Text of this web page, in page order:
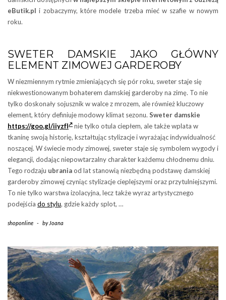
eButik.pl i zobaczymy, które modele trzeba mieć w szafie w nowym
roku.
SWETER DAMSKIE JAKO GŁÓWNY
ELEMENT ZIMOWEJ GARDEROBY
W niezmiennym rytmie zmieniających się pór roku, sweter staje się
niekwestionowanym bohaterem damskiej garderoby na zimę. To nie
tylko doskonały sojusznik w walce z mrozem, ale również kluczowy
element, który definiuje modowy klimat sezonu. Sweter damskie
https://goo.gl/iiyzfI
nie tylko otula ciepłem, ale także wplata w
tkaninę swoją historię, kształtując stylizacje i wyrażając indywidualność
noszącej. W świecie mody zimowej, sweter staje się symbolem wygody i
elegancji, dodając niepowtarzalny charakter każdemu chłodnemu dniu.
Tego rodzaju ubraniaod lat stanowią niezbędną podstawę damskiej
garderoby zimowej czyniąc stylizacje cieplejszymi oraz przytulniejszymi.
To nie tylko warstwa izolacyjna, lecz także wyraz artystycznego
podejścia do stylu, gdzie każdy splot, …
shoponline - by Joana